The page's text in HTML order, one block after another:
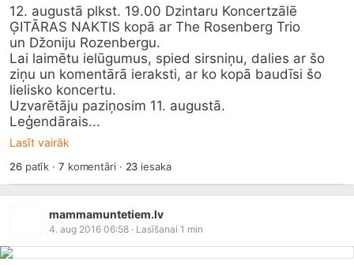
12. augustā plkst. 19.00 Dzintaru Koncertzālē
ĢITĀRAS NAKTIS kopā ar The Rosenberg Trio
un Džoniju Rozenbergu.
Lai laimētu ielūgumus, spied sirsniņu, dalies ar šo
ziņu un komentārā ieraksti, ar ko kopā baudīsi šo
lielisko koncertu.
Uzvarētāju paziņosim 11. augustā.
Leģendārais...
Lasīt vairāk
26patīk · 7 komentāri · 23 iesaka
mammamuntetiem.lv
4. aug 2016 06:58 · Lasīšanai 1 min